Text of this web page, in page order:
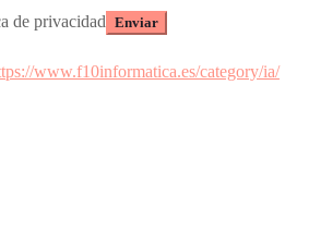
de privacidad
www.f10informatica.es/category/ia/